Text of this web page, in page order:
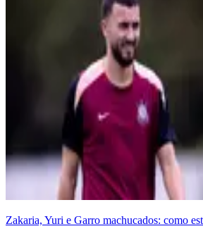
Zakaria, Yuri e Garro machucados: como